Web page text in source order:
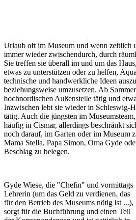
Urlaub oft im Museum und wenn zeitlich
immer wieder zwischendurch, durch
Sie treffen sie überall im und um das
etwas zu unterstützen oder zu helfen,
technische und handwerkliche Ideen
beziehungsweise umzusetzen. Ab
hochnordischen Außenstelle tätig und
Inzwischen lebt sie wieder in Schleswig-
tätig. Auch die jüngsten im
häufig in Cismar, allerdings beschränkt
noch darauf, im Garten oder im Museum
Mama Stella, Papa Simon, Oma Gyde
Beschlag zu belegen.
Gyde Wiese, die "Chefin" und vormittags
Lehrerin (um das Geld zu verdienen, das
für den Betrieb des Museums nötig ist ...),
sorgt für die Buchführung und einen Teil